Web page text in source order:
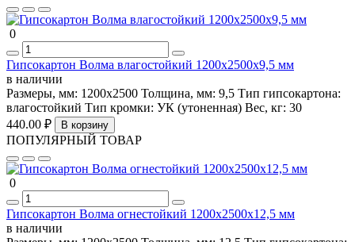
0
Гипсокартон Волма влагостойкий 1200х2500х9,5 мм
в наличии
Размеры, мм: 1200х2500 Толщина, мм: 9,5 Тип гипсокартона:
влагостойкий Тип кромки: УК (утоненная) Вес, кг: 30
440.00 ₽
В корзину
ПОПУЛЯРНЫЙ ТОВАР
0
Гипсокартон Волма огнестойкий 1200х2500х12,5 мм
в наличии